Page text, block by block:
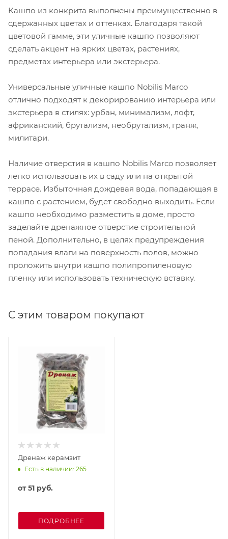
Кашпо из конкрита выполнены преимущественно в
сдержанных цветах и оттенках. Благодаря такой
цветовой гамме, эти уличные кашпо позволяют
сделать акцент на ярких цветах, растениях,
предметах интерьера или экстерьера.
Универсальные уличные кашпо Nobilis Marco
отлично подходят к декорированию интерьера или
экстерьера в стилях: урбан, минимализм, лофт,
африканский, брутализм, необрутализм, гранж,
милитари.
Наличие отверстия в кашпо Nobilis Marco позволяет
легко использовать их в саду или на открытой
террасе. Избыточная дождевая вода, попадающая в
кашпо с растением, будет свободно выходить. Если
кашпо необходимо разместить в доме, просто
заделайте дренажное отверстие строительной
пеной. Дополнительно, в целях предупреждения
попадания влаги на поверхность полов, можно
проложить внутри кашпо полипропиленовую
пленку или использовать техническую вставку.
С этим товаром покупают
Дренаж керамзит
Есть в наличии: 265
от51 руб.
ПОДРОБНЕЕ